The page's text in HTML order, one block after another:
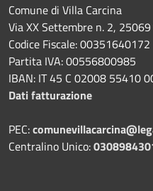
Comune di Villa Carcina
Via XX Settembre n. 2,
Codice Fiscale: 00351640172
Partita IVA: 00556800985
IBAN: IT 45 C 02008 55410
Dati fatturazione
PEC:
Centralino Unico: